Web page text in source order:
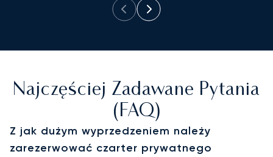
Najczęściej Zadawane Pytania
(FAQ)
Z jak dużym wyprzedzeniem należy
zarezerwować czarter prywatnego